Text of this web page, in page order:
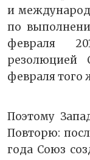
и
по
февраля
резолюцией
февраля того
Поэтому
Повторю:
года Союз